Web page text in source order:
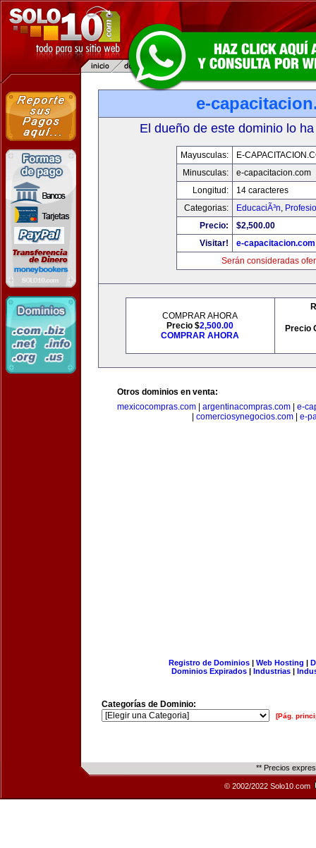
e-
El dueño de este dominio lo
Mayusculas:
E-
Minusculas:
e-capacitacion.com
Longitud:
14 caracteres
Categorias:
EducaciÃ³n,
Precio:
$2,500.00
Visitar!
e-capacitacion.com
Serán consideradas
COMPRAR AHORA
Precio $2,500.00
COMPRAR AHORA
Precio
Otros dominios en venta:
mexicocompras.com
argentinacompras.com
e-
comerciosynegocios.com e-
Registro de Dominios| Web Hosting |
Dominios Expirados | Industrias |
Categorías de Dominio:
[Pág.
** Precios
© 2002/2022 Solo10.com